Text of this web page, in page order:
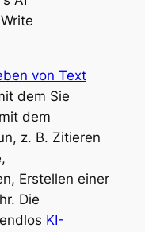
von Text
dem Sie
dem
z. B. Zitieren
Erstellen einer
Die
KI-